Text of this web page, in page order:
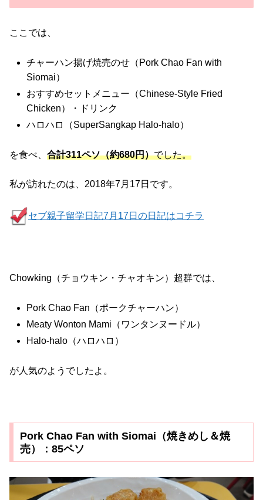
ここでは、
チャーハン揚げ焼売のせ（Pork Chao Fan with
Siomai）
おすすめセットメニュー（Chinese-Style Fried
Chicken）・ドリンク
ハロハロ（SuperSangkap Halo-halo）
を食べ、 合計311ペソ（約680円）でした。
私が訪れたのは、2018年7月17日です。
セブ親子留学日記7月17日の日記はコチラ
Chowking（チョウキン・チャオキン）超群では、
Pork Chao Fan（ポークチャーハン）
Meaty Wonton Mami（ワンタンヌードル）
Halo-halo（ハロハロ）
が人気のようでしたよ。
Pork Chao Fan with Siomai（焼きめし＆焼
売）：85ペソ